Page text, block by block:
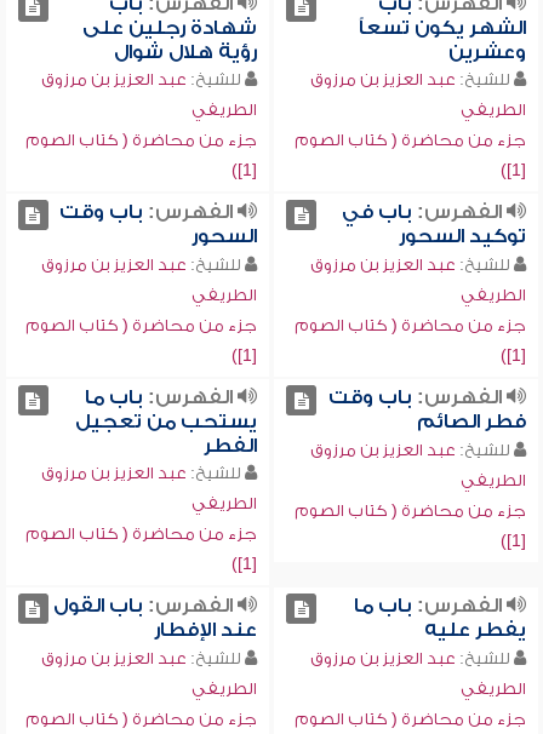
الشهر يكون تسعاً
وعشرين
للشيخ: عبد العزيز بن مرزوق
الطريفي
جزء من محاضرة ( كتاب الصوم
[1])
شهادة رجلين على
رؤية هلال شوال
للشيخ: عبد العزيز بن مرزوق
الطريفي
جزء من محاضرة ( كتاب الصوم
[1])
الفهرس: باب في
توكيد السحور
للشيخ: عبد العزيز بن مرزوق
الطريفي
جزء من محاضرة ( كتاب الصوم
[1])
الفهرس: باب وقت
السحور
للشيخ: عبد العزيز بن مرزوق
الطريفي
جزء من محاضرة ( كتاب الصوم
[1])
الفهرس: باب وقت
فطر الصائم
للشيخ: عبد العزيز بن مرزوق
الطريفي
جزء من محاضرة ( كتاب الصوم
[1])
الفهرس: باب ما
يستحب من تعجيل
الفطر
للشيخ: عبد العزيز بن مرزوق
الطريفي
جزء من محاضرة ( كتاب الصوم
[1])
الفهرس: باب ما
يفطر عليه
للشيخ: عبد العزيز بن مرزوق
الطريفي
جزء من محاضرة ( كتاب الصوم
الفهرس: باب القول
عند الإفطار
للشيخ: عبد العزيز بن مرزوق
الطريفي
جزء من محاضرة ( كتاب الصوم